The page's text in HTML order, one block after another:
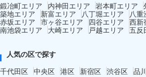
鍛冶町エリア
内神田エリア 岩本町エリア
築地エリア
新富エリア 八丁堀エリア 八重
赤坂エリア 市ヶ谷エリア 四谷エリア 西新
南池袋エリア
大崎エリア 戸越エリア 五反
人気の区で探す
千代田区 中央区 港区 新宿区 渋谷区 品